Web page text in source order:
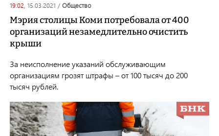
19:02, 15.03.2021 / общество
Мэрия столицы Коми потребовала от 400
организаций незамедлительно очистить
крыши
За неисполнение указаний обслуживающим
организациям грозят штрафы – от 100 тысяч до 200
тысяч рублей.